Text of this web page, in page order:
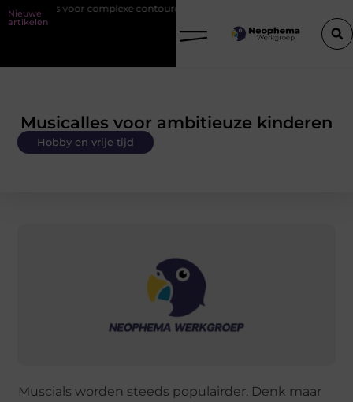
Nieuwe
artikelen
is voor complexe contouren Verhuizen in IJmuiden zonder Stress
Musicalles voor ambitieuze kinderen
Hobby en vrije tijd
Muscials worden steeds populairder. Denk maar